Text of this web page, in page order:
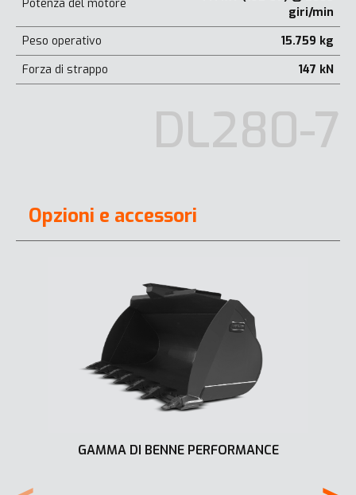
Potenza del motore
giri/min
Peso operativo
15.759 kg
Forza di strappo
147 kN
DL280-7
Opzioni e accessori
GAMMA DI BENNE PERFORMANCE